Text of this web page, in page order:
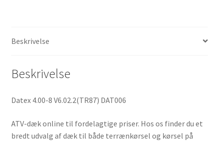
o
k
r
p
p
Beskrivelse
Beskrivelse
Datex 4.00-8 V6.02.2(TR87) DAT006
ATV-dæk online til fordelagtige priser. Hos os finder du et
bredt udvalg af dæk til både terrænkørsel og kørsel på